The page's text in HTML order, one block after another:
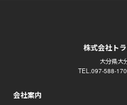
株式会社ト
大分県大
TEL.097-588-
会社案内